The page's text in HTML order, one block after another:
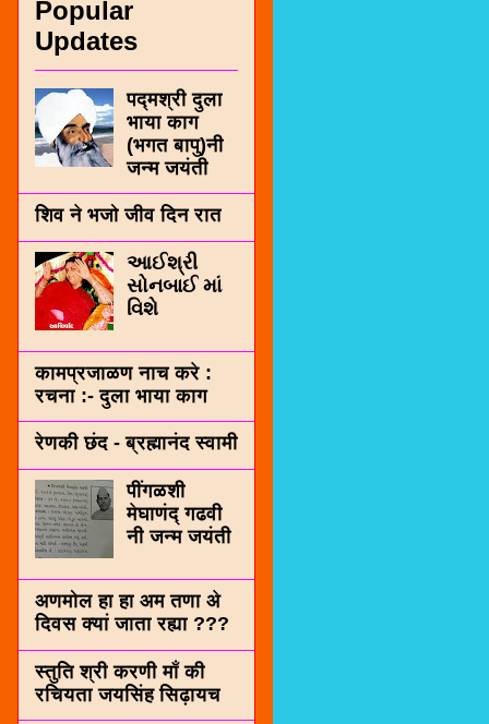
Popular
Updates
पद्मश्री दुला
भाया काग
(भगत बापु)नी
जन्म जयंती
शिव ने भजो जीव दिन रात
આઈશ્રી
સોનબાઈ માં
વિશે
कामप्रजाळण नाच करे :
रचना :- दुला भाया काग
रेणकी छंद - ब्रह्मानंद स्वामी
पींगळशी
मेघाणंद् गढवी
नी जन्म जयंती
अणमोल हा हा अम तणा अे
दिवस क्यां जाता रह्या ???
स्तुति श्री करणी माँ की
रचियता जयसिंह सिढ़ायच